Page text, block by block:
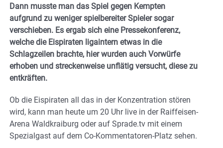
Dann musste man das Spiel gegen Kempten
aufgrund zu weniger spielbereiter Spieler sogar
verschieben. Es ergab sich eine Pressekonferenz,
welche die Eispiraten ligaintern etwas in die
Schlagzeilen brachte, hier wurden auch Vorwürfe
erhoben und streckenweise unflätig versucht, diese zu
entkräften.
Ob die Eispiraten all das in der Konzentration stören
wird, kann man heute um 20 Uhr live in der Raiffeisen-
Arena Waldkraiburg oder auf Sprade.tv mit einem
Spezialgast auf dem Co-Kommentatoren-Platz sehen.